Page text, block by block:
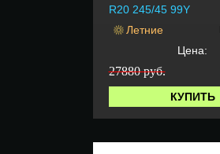
R20 245/45 99Y
Летние
Цена:
27880 руб.
КУПИТЬ